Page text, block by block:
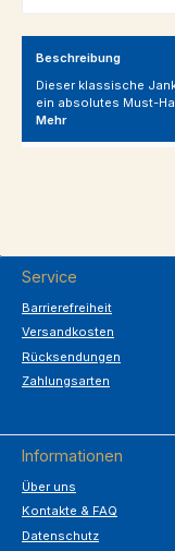
Beschreibung
Dieser klassische
ein absolutes Must-
Mehr
Service
Barrierefreiheit
Versandkosten
Rücksendungen
Zahlungsarten
Informationen
Über uns
Kontakte & FAQ
Datenschutz